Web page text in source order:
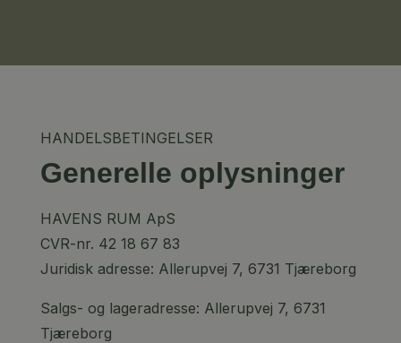
HANDELSBETINGELSER
Generelle oplysninger
HAVENS RUM ApS
CVR-nr. 42 18 67 83
Juridisk adresse: Allerupvej 7, 6731 Tjæreborg
Salgs- og lageradresse: Allerupvej 7, 6731
Tjæreborg